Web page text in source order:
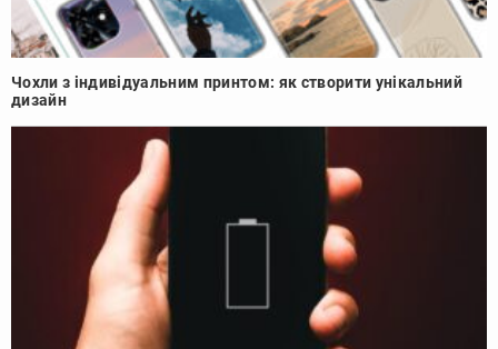
Чохли з індивідуальним принтом: як створити унікальний
дизайн